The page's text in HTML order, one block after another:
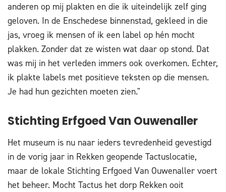
anderen op mij plakten en die ik uiteindelijk zelf ging
geloven. In de Enschedese binnenstad, gekleed in die
jas, vroeg ik mensen of ik een label op hén mocht
plakken. Zonder dat ze wisten wat daar op stond. Dat
was mij in het verleden immers ook overkomen. Echter,
ik plakte labels met positieve teksten op die mensen.
Je had hun gezichten moeten zien."
Stichting Erfgoed Van Ouwenaller
Het museum is nu naar ieders tevredenheid gevestigd
in de vorig jaar in Rekken geopende Tactuslocatie,
maar de lokale Stichting Erfgoed Van Ouwenaller voert
het beheer. Mocht Tactus het dorp Rekken ooit